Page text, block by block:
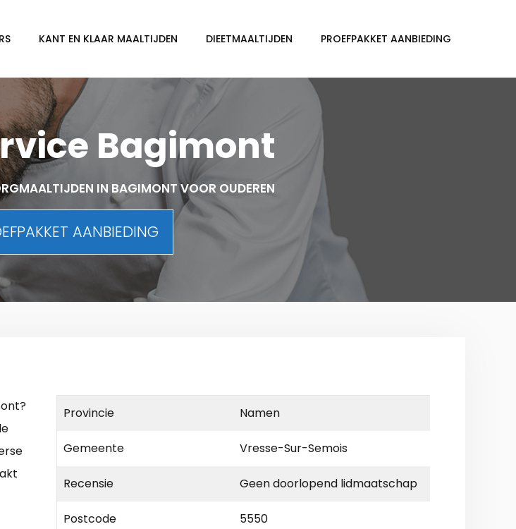
KANT EN KLAAR MAALTIJDEN DIEETMAALTIJDEN PROEFPAKKET AANBIEDING
Bagimont
IN BAGIMONT VOOR OUDEREN
AANBIEDING
Provincie Namen
Gemeente Vresse-Sur-Semois
Recensie Geen doorlopend lidmaatschap
Postcode 5550